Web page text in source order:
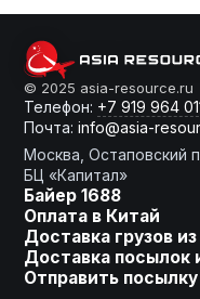
Готовы
Оставьте
для Вас
© 2025 asia-resource.ru
Телефон: +7 919 964
Почта: info@asia-
Москва, Остаповский
БЦ «Капитал»
Байер 1688
Оплата в Китай
Доставка грузов
Доставка посылок
Отправить